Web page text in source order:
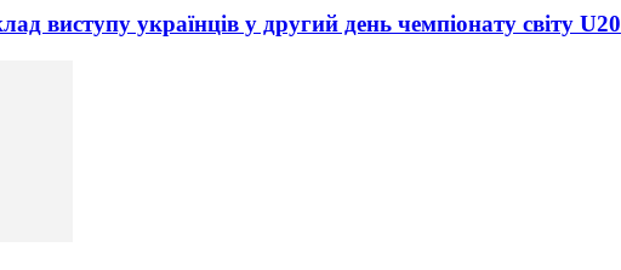
виступу українців у другий день чемпіонату світу U20